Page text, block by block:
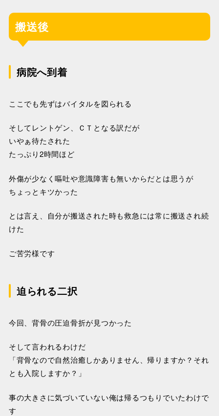
搬送後
病院へ到着
ここでも先ずはバイタルを図られる
そしてレントゲン、ＣＴとなる訳だが
いやぁ待たされた
たっぷり2時間ほど
外傷が少なく嘔吐や意識障害も無いからだとは思うが
ちょっとキツかった
とは言え、自分が搬送された時も救急には常に搬送され続
けた
ご苦労様です
迫られる二択
今回、背骨の圧迫骨折が見つかった
そして言われるわけだ
「背骨なので自然治癒しかありません、帰りますか？それ
とも入院しますか？」
事の大きさに気づいていない俺は帰るつもりでいたわけで
す